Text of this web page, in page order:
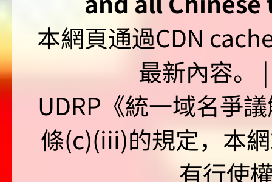
本網頁通過CDN
最新內容。
UDRP《統一域名爭
條(c)(iii)的規定，本
有行使